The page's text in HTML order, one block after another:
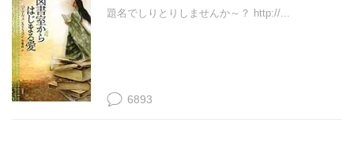
題名でしりとりしませんか～？ http://...
6893